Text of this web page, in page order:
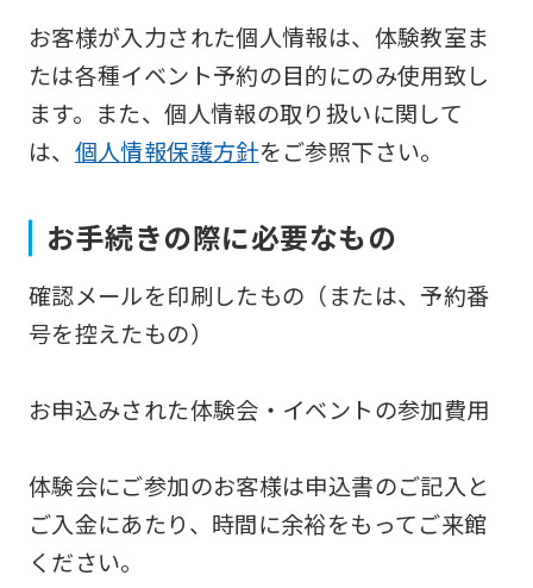
お客様が入力された個人情報は、体験教室ま
たは各種イベント予約の目的にのみ使用致し
ます。また、個人情報の取り扱いに関して
は、 個人情報保護方針をご参照下さい。
お手続きの際に必要なもの
確認メールを印刷したもの（または、予約番
号を控えたもの）
お申込みされた体験会・イベントの参加費用
体験会にご参加のお客様は申込書のご記入と
ご入金にあたり、時間に余裕をもってご来館
ください。
version
of
this
website
be
mechanically,
may
be
an